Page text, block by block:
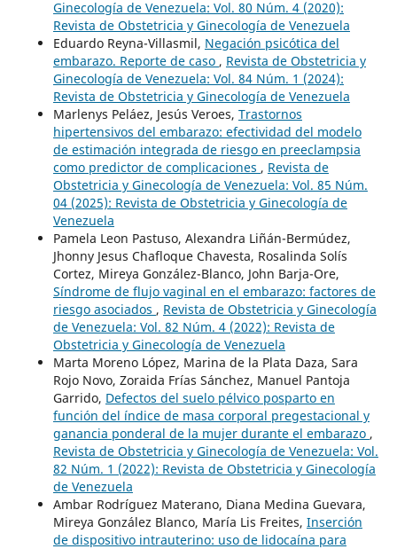
Ginecología de Venezuela: Vol. 80 Núm. 4 (2020):
Revista de Obstetricia y Ginecología de Venezuela
Eduardo Reyna-Villasmil, Negación psicótica del
embarazo. Reporte de caso , Revista de Obstetricia y
Ginecología de Venezuela: Vol. 84 Núm. 1 (2024):
Revista de Obstetricia y Ginecología de Venezuela
Marlenys Peláez, Jesús Veroes, Trastornos
hipertensivos del embarazo: efectividad del modelo
de estimación integrada de riesgo en preeclampsia
como predictor de complicaciones , Revista de
Obstetricia y Ginecología de Venezuela: Vol. 85 Núm.
04 (2025): Revista de Obstetricia y Ginecología de
Venezuela
Pamela Leon Pastuso, Alexandra Liñán-Bermúdez,
Jhonny Jesus Chafloque Chavesta, Rosalinda Solís
Cortez, Mireya González-Blanco, John Barja-Ore,
Síndrome de flujo vaginal en el embarazo: factores de
riesgo asociados , Revista de Obstetricia y Ginecología
de Venezuela: Vol. 82 Núm. 4 (2022): Revista de
Obstetricia y Ginecología de Venezuela
Marta Moreno López, Marina de la Plata Daza, Sara
Rojo Novo, Zoraida Frías Sánchez, Manuel Pantoja
Garrido, Defectos del suelo pélvico posparto en
función del índice de masa corporal pregestacional y
ganancia ponderal de la mujer durante el embarazo ,
Revista de Obstetricia y Ginecología de Venezuela: Vol.
82 Núm. 1 (2022): Revista de Obstetricia y Ginecología
de Venezuela
Ambar Rodríguez Materano, Diana Medina Guevara,
Mireya González Blanco, María Lis Freites, Inserción
de dispositivo intrauterino: uso de lidocaína para